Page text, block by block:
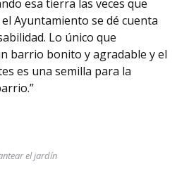
esa tierra las veces que
Ayuntamiento se dé cuenta
Lo único que
barrio bonito y agradable y el
es una semilla para la
el jardín